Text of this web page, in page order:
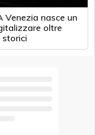
Venezia nasce un
oltre